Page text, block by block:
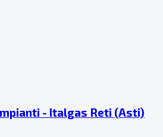
- Italgas Reti (Asti)